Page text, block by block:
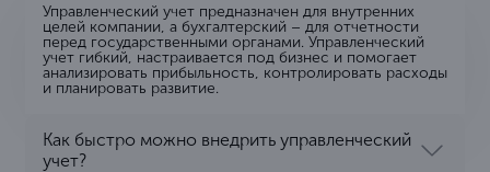
Управленческий учет предназначен для внутренних
целей компании, а бухгалтерский – для отчетности
перед государственными органами. Управленческий
учет гибкий, настраивается под бизнес и помогает
анализировать прибыльность, контролировать расходы
и планировать развитие.
Как быстро можно внедрить управленческий
учет?